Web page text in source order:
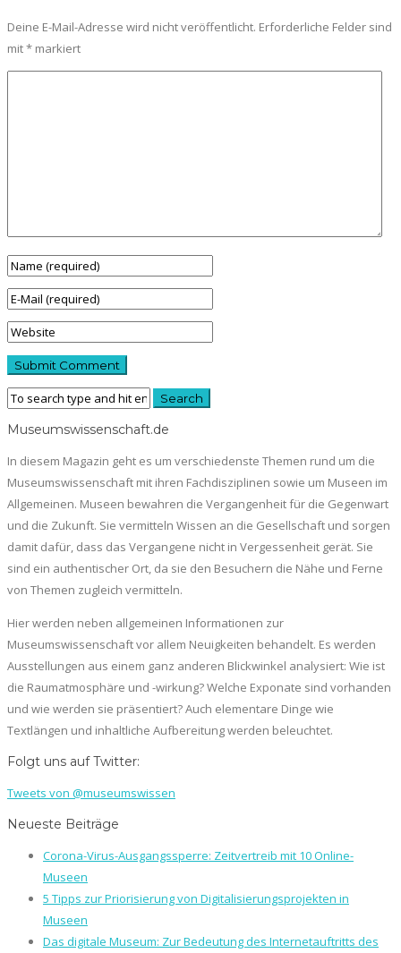
Deine E-Mail-Adresse wird nicht veröffentlicht. Erforderliche Felder sind
mit* markiert
Museumswissenschaft.de
In diesem Magazin geht es um verschiedenste Themen rund um die
Museumswissenschaft mit ihren Fachdisziplinen sowie um Museen im
Allgemeinen. Museen bewahren die Vergangenheit für die Gegenwart
und die Zukunft. Sie vermitteln Wissen an die Gesellschaft und sorgen
damit dafür, dass das Vergangene nicht in Vergessenheit gerät. Sie
sind ein authentischer Ort, da sie den Besuchern die Nähe und Ferne
von Themen zugleich vermitteln.
Hier werden neben allgemeinen Informationen zur
Museumswissenschaft vor allem Neuigkeiten behandelt. Es werden
Ausstellungen aus einem ganz anderen Blickwinkel analysiert: Wie ist
die Raumatmosphäre und -wirkung? Welche Exponate sind vorhanden
und wie werden sie präsentiert? Auch elementare Dinge wie
Textlängen und inhaltliche Aufbereitung werden beleuchtet.
Folgt uns auf Twitter:
Tweets von @museumswissen
Neueste Beiträge
Corona-Virus-Ausgangssperre: Zeitvertreib mit 10 Online-
Museen
5 Tipps zur Priorisierung von Digitalisierungsprojekten in
Museen
Das digitale Museum: Zur Bedeutung des Internetauftritts des